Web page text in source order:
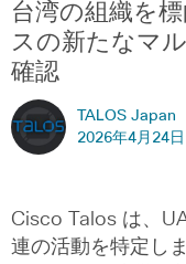
台湾の組織を
スの新たなマ
確認
TALOS Japan
2026年4月24
Cisco Talos は、
連の活動を特定し